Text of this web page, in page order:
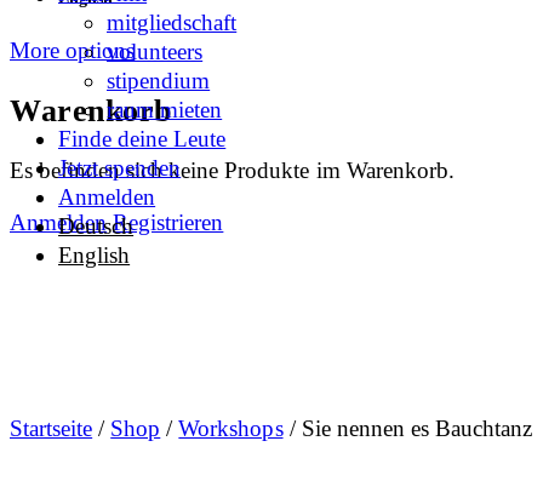
More options
Warenkorb
Es befinden sich keine Produkte im Warenkorb.
Anmelden Registrieren
mitgliedschaft
volunteers
stipendium
raum mieten
Finde deine Leute
Jetzt spenden
Anmelden
Deutsch
English
Startseite / Shop /Workshops/ Sie nennen es Bauchtanz